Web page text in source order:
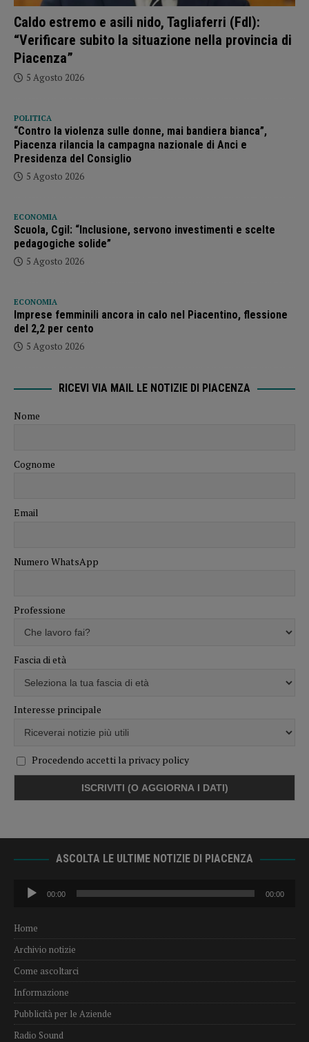
Caldo estremo e asili nido, Tagliaferri (FdI):
“Verificare subito la situazione nella provincia di
Piacenza”
5 Agosto 2026
POLITICA
“Contro la violenza sulle donne, mai bandiera bianca”,
Piacenza rilancia la campagna nazionale di Anci e
Presidenza del Consiglio
5 Agosto 2026
ECONOMIA
Scuola, Cgil: “Inclusione, servono investimenti e scelte
pedagogiche solide”
5 Agosto 2026
ECONOMIA
Imprese femminili ancora in calo nel Piacentino, flessione
del 2,2 per cento
5 Agosto 2026
RICEVI VIA MAIL LE NOTIZIE DI PIACENZA
Nome
Cognome
Email
Numero WhatsApp
Professione
Fascia di età
Interesse principale
Procedendo accetti la privacy policy
ASCOLTA LE ULTIME NOTIZIE DI PIACENZA
Audio
Player
00:00 00:00
Home
Archivio notizie
Come ascoltarci
Informazione
Pubblicità per le Aziende
Radio Sound